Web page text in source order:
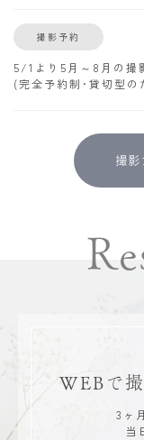
撮影予約
5/1より5月～8月の撮
(完全予約制･貸切型の
撮影
WEBで
3ヶ
当